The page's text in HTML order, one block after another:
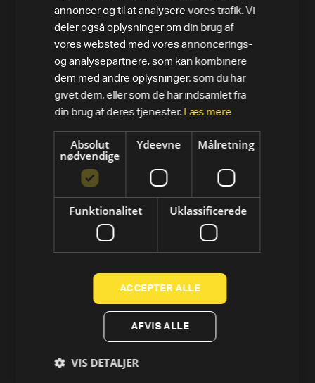
Alle varer
Motionscykler
Crosstrainer og elliptical
Technogym-app
annoncer og til at analysere vores trafik. Vi
deler også oplysninger om din brug af
vores websted med vores annoncerings-
og analysepartnere, som kan kombinere
dem med andre oplysninger, som du har
givet dem, eller som de har indsamlet fra
din brug af deres tjenester. Læs mere
Absolut
nødvendige
Ydeevne Målretning
Funktionalitet Uklassificerede
ACCEPTER ALLE
AFVIS ALLE
VIS DETALJER